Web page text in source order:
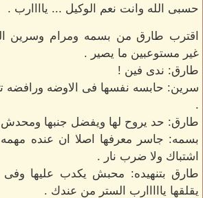
حسبى الله وانت نعم الوكيل ... ياااارب .
اقترب طارق من بسمه ومرام وسرين
غير مستوعبين ما يصير .
طارق: ندى فين !
سرين: حابسه نفسها فى الاوضه ورافضه
.
طارق: حد يروح لها ويفضل جنبها ومحدش
بسمه: جاسر معرفها اصلا ان عنده
اشتباك ولا ضرب نار .
طارق بتنهيده: محبش يكدب عليها
يقلقها يااااارب الستر من عندك .